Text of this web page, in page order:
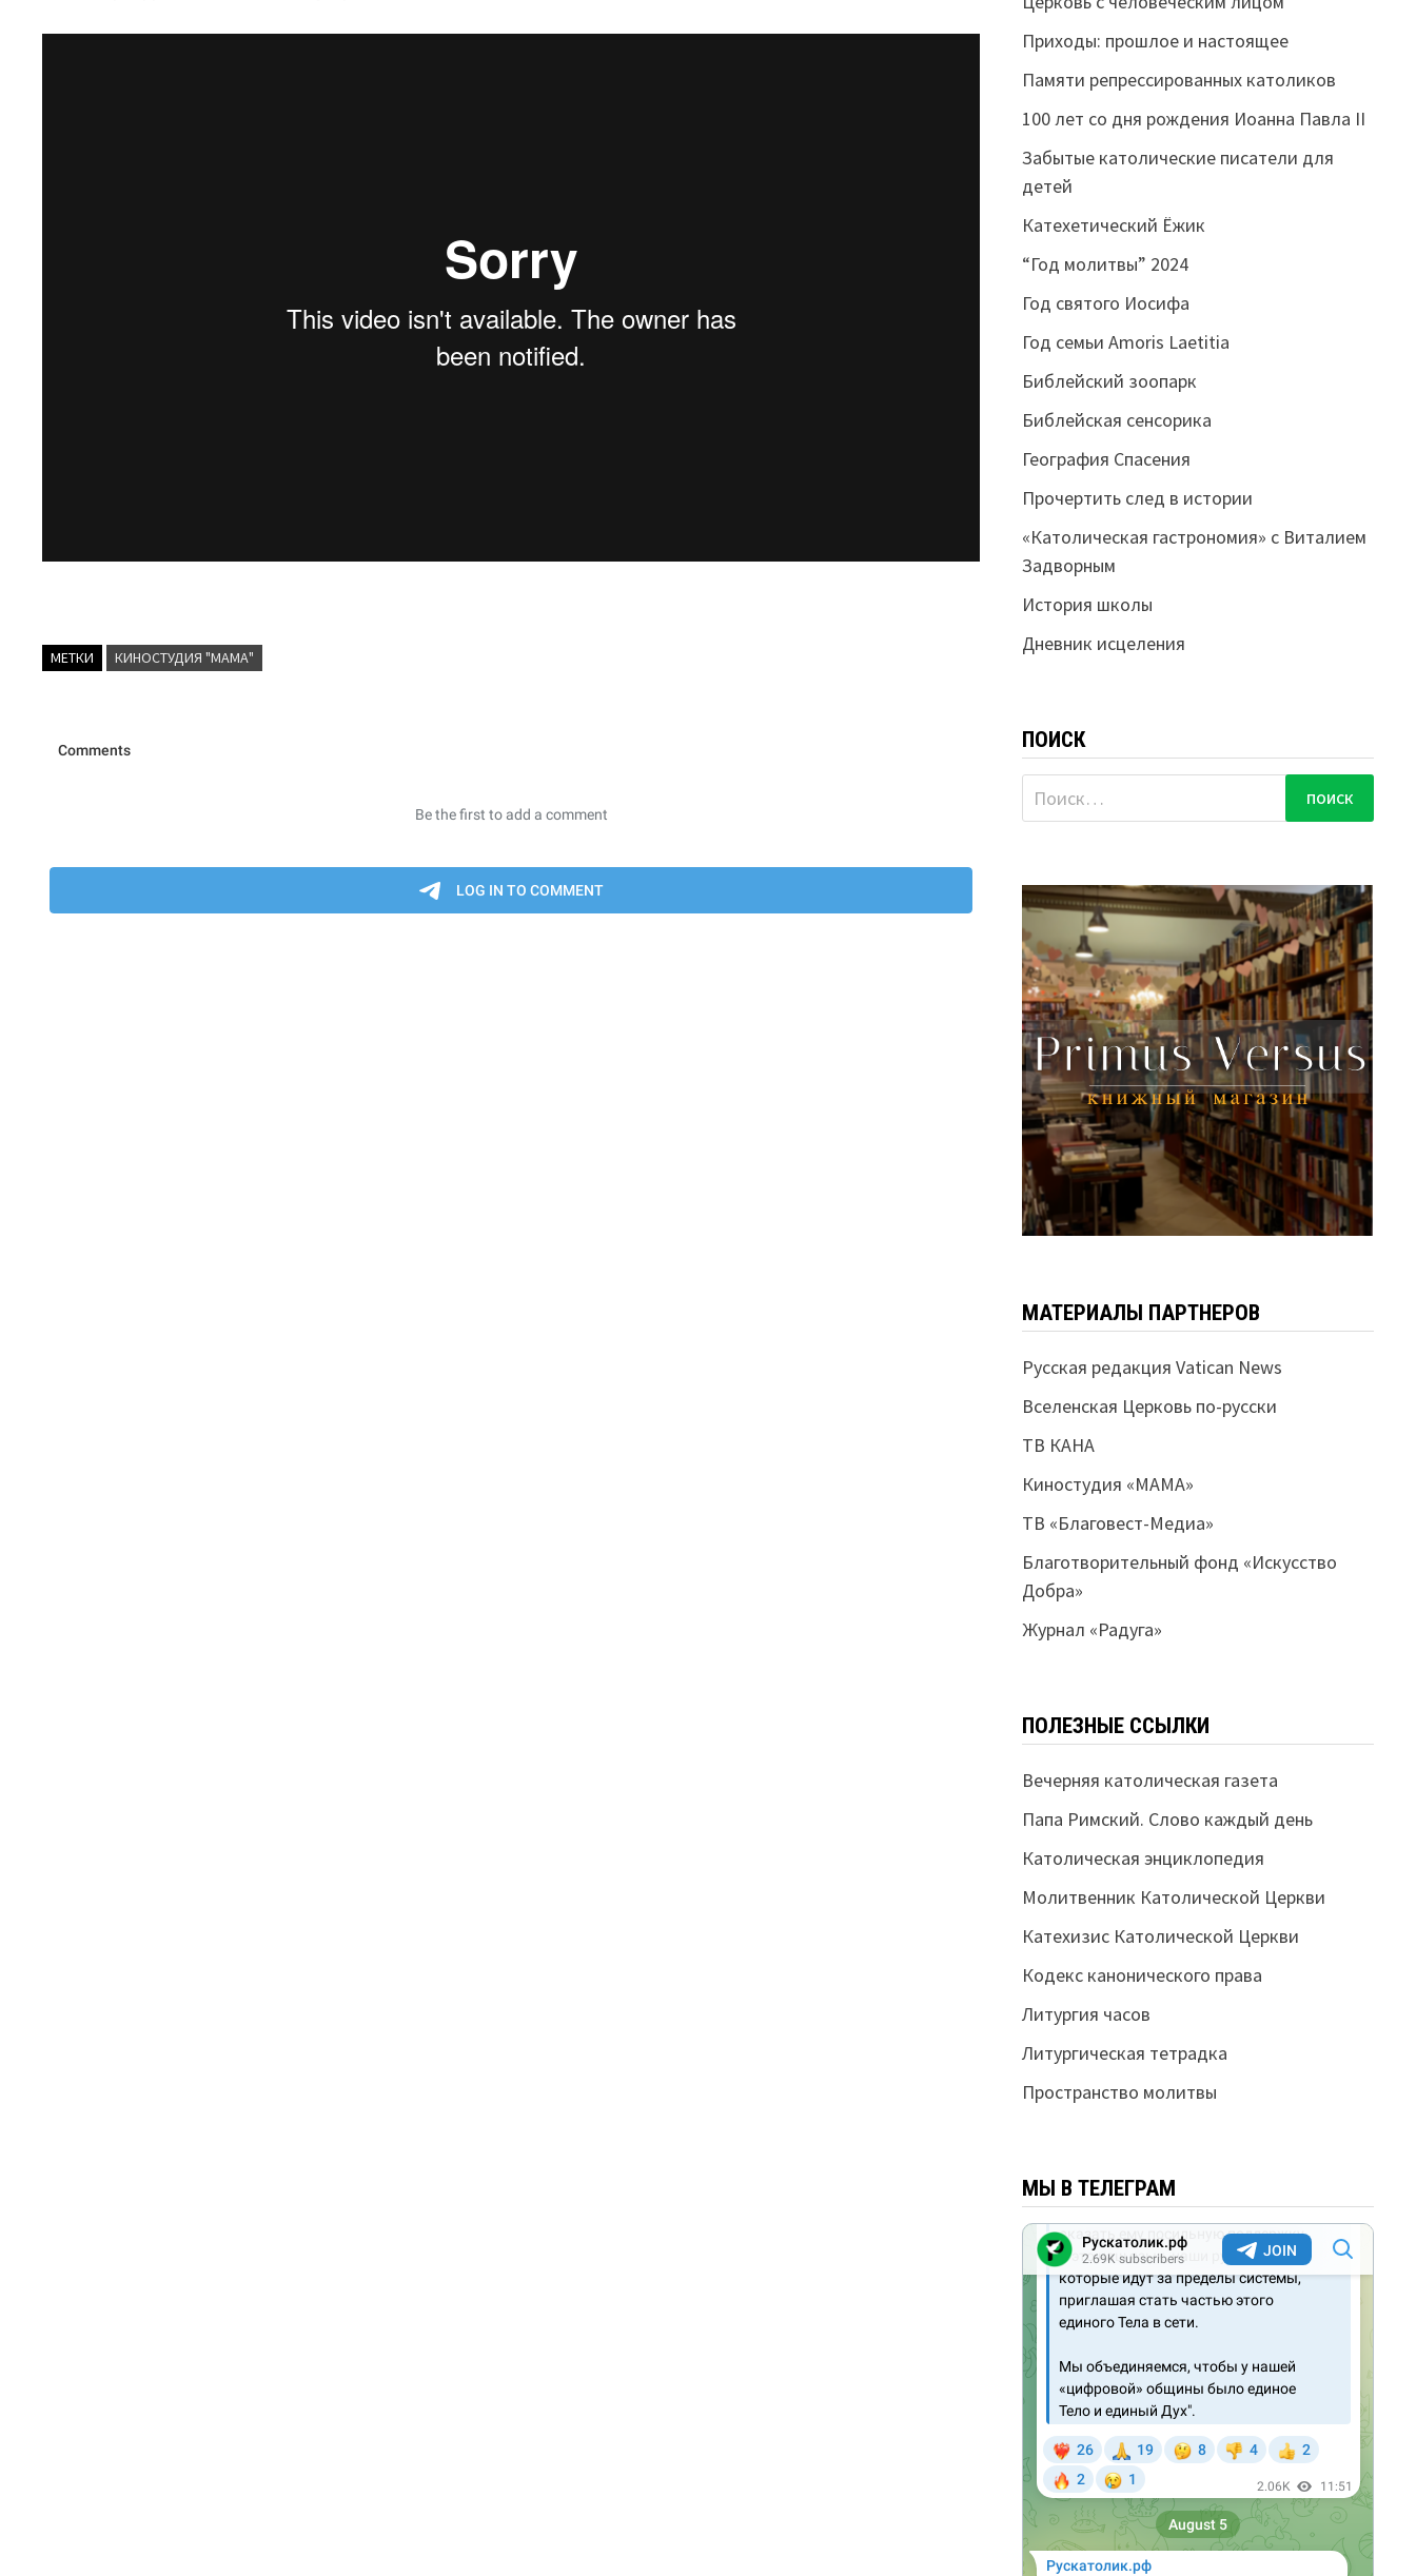
МЕТКИ КИНОСТУДИЯ "МАМА"
Приходы: прошлое и настоящее
Памяти репрессированных католиков
100 лет со дня рождения Иоанна Павла II
Забытые католические писатели для
детей
Катехетический Ёжик
“Год молитвы” 2024
Год святого Иосифа
Год семьи Amoris Laetitia
Библейский зоопарк
Библейская сенсорика
География Спасения
Прочертить след в истории
«Католическая гастрономия» с Виталием
Задворным
История школы
Дневник исцеления
ПОИСК
Найти:
МАТЕРИАЛЫ ПАРТНЕРОВ
Русская редакция Vatican News
Вселенская Церковь по-русски
ТВ КАНА
Киностудия «МАМА»
ТВ «Благовест-Медиа»
Благотворительный фонд «Искусство
Добра»
Журнал «Радуга»
ПОЛЕЗНЫЕ ССЫЛКИ
Вечерняя католическая газета
Папа Римский. Слово каждый день
Католическая энциклопедия
Молитвенник Католической Церкви
Катехизис Католической Церкви
Кодекс канонического права
Литургия часов
Литургическая тетрадка
Пространство молитвы
МЫ В ТЕЛЕГРАМ